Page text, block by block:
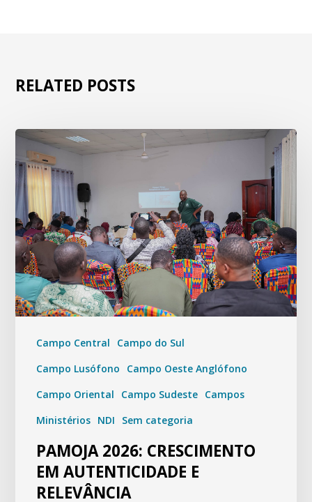
RELATED POSTS
Campo Central
Campo do Sul
Campo Lusófono
Campo Oeste Anglófono
Campo Oriental
Campo Sudeste Campos
Ministérios NDI Sem categoria
PAMOJA 2026: CRESCIMENTO
EM AUTENTICIDADE E
RELEVÂNCIA